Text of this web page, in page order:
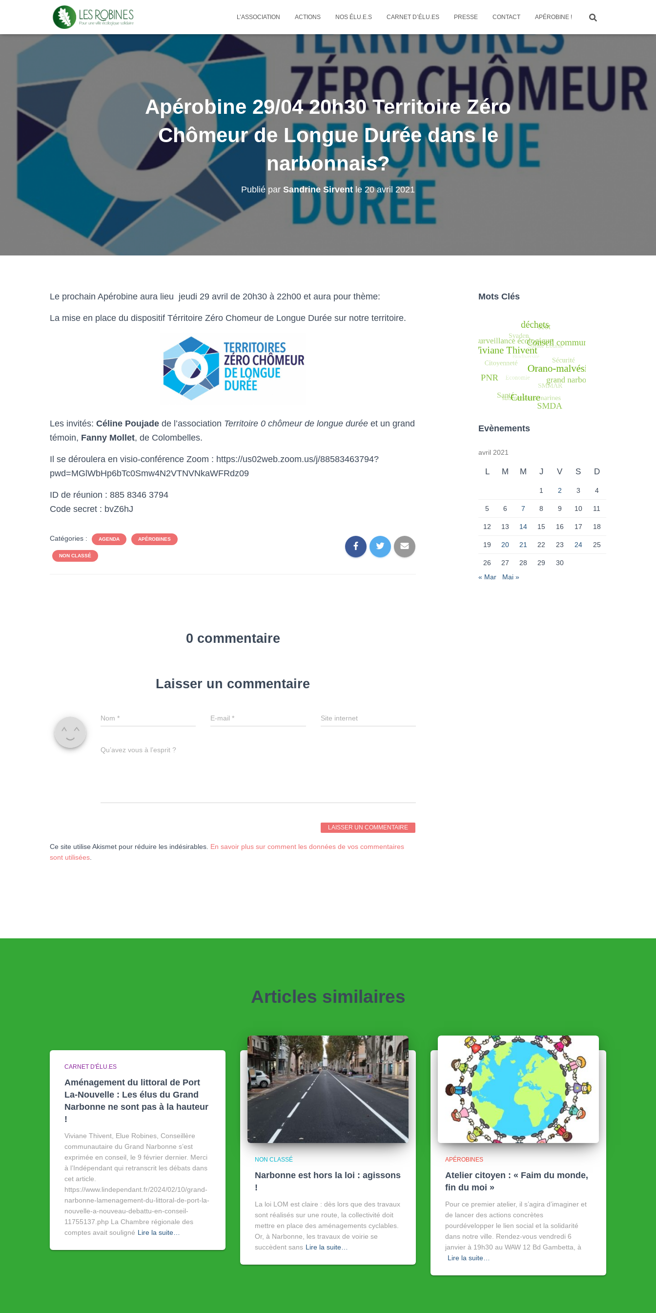
L’ASSOCIATION ACTIONS NOS ÉLU.E.S CARNET D’ÉLU.ES PRESSE CONTACT APÉROBINE !
Apérobine 29/04 20h30 Territoire Zéro
Chômeur de Longue Durée dans le
narbonnais?
Publié par Sandrine Sirvent le 20 avril 2021
Le prochain Apérobine aura lieu jeudi 29 avril de 20h30 à 22h00 et aura pour thème:
La mise en place du dispositif Térritoire Zéro Chomeur de Longue Durée sur notre territoire.
Les invités: Céline Poujade de l’association Territoire 0 chômeur de longue durée et un grand
témoin, Fanny Mollet, de Colombelles.
Il se déroulera en visio-conférence Zoom : https://us02web.zoom.us/j/88583463794?
pwd=MGlWbHp6bTc0Smw4N2VTNVNkaWFRdz09
ID de réunion : 885 8346 3794
Code secret : bvZ6hJ
Catégories : AGENDA APÉROBINES
NON CLASSÉ
0 commentaire
Laisser un commentaire
Nom * E-mail* Site internet
Qu’avez vous à l’esprit ?
Ce site utilise Akismet pour réduire les indésirables. En savoir plus sur comment les données de vos commentaires
sont utilisées.
Mots Clés
Evènements
avril 2021
L M M J V S D
1 2 3 4
5 6 7 8 9 10 11
12 13 14 15 16 17 18
19 20 21 22 23 24 25
26 27 28 29
30
« Mar
Mai »
Articles similaires
CARNET D'ÉLU.ES
Aménagement du littoral de Port
La-Nouvelle : Les élus du Grand
Narbonne ne sont pas à la hauteur
!
Viviane Thivent, Elue Robines, Conseillère
communautaire du Grand Narbonne s’est
exprimée en conseil, le 9 février dernier. Merci
à l’Indépendant qui retranscrit les débats dans
cet article.
https://www.lindependant.fr/2024/02/10/grand-
narbonne-lamenagement-du-littoral-de-port-la-
nouvelle-a-nouveau-debattu-en-conseil-
11755137.php La Chambre régionale des
comptes avait souligné Lire la suite…
NON CLASSÉ
Narbonne est hors la loi : agissons
!
La loi LOM est claire : dès lors que des travaux
sont réalisés sur une route, la collectivité doit
mettre en place des aménagements cyclables.
Or, à Narbonne, les travaux de voirie se
succèdent sans Lire la suite…
APÉROBINES
Atelier citoyen : « Faim du monde,
fin du moi »
Pour ce premier atelier, il s’agira d’imaginer et
de lancer des actions concrètes
pourdévelopper le lien social et la solidarité
dans notre ville. Rendez-vous vendredi 6
janvier à 19h30 au WAW 12 Bd Gambetta, à
Lire la suite…